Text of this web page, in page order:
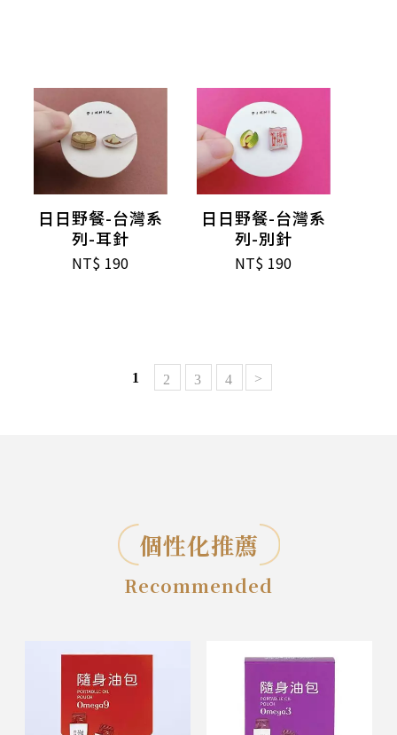
日日野餐-台灣系
列-耳針
NT$ 190
日日野餐-台灣系
列-別針
NT$ 190
1 2 3 4 >
個性化推薦
Recommended